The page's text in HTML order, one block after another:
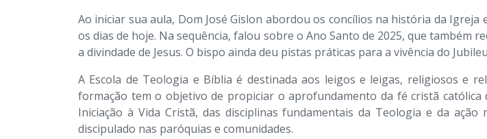
Ao iniciar sua aula, Dom José Gislon abordou os concílios na história da
os dias de hoje. Na sequência, falou sobre o Ano Santo de 2025, que também
a divindade de Jesus. O bispo ainda deu pistas práticas para a vivência do
A Escola de Teologia e Bíblia é destinada aos leigos e leigas, religiosos e
formação tem o objetivo de propiciar o aprofundamento da fé cristã
Iniciação à Vida Cristã, das disciplinas fundamentais da Teologia e da
discipulado nas paróquias e comunidades.